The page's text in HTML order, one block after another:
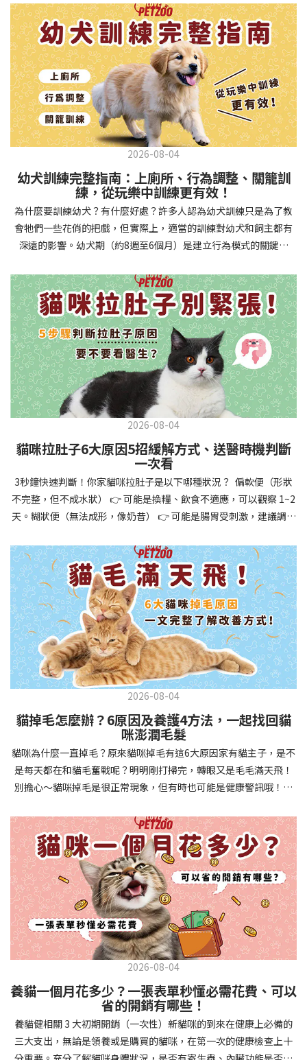
2026-08-04
幼犬訓練完整指南：上廁所、行為調整、關籠訓
練，從玩樂中訓練更有效！
為什麼要訓練幼犬？有什麼好處？許多人認為幼犬訓練只是為了教
會牠們一些花俏的把戲，但實際上，適當的訓練對幼犬和飼主都有
深遠的影響。幼犬期（約8週至6個月）是建立行為模式的關鍵時
的行為問題，並建立人犬間的健康關係。 建立安全健康的生活環境
透過基礎訓練，幼犬能學會家居規則，避免危險行為和破壞家具。
像是「不」和「放下」等指令可以阻止幼犬咬電線或誤食有害物
質，有效降低居家意外風險。規律的如廁訓練則能養成良好衛生習
慣，讓家中環境保持乾淨舒適。增強溝通與信任關係訓練過程就像
建立一種共同語言，幫助你和幼犬更好地理解彼此。當幼犬學會回
應你的指令，不只增加了互動機會，也建立了主人作為領導者的地
位。正向獎勵式訓練更能培養幼犬對你的信任感，強化情感連結，
創造更和諧的相處模式。培養社交技能與適應能力及早接觸各種環
境和刺激，能幫助幼犬成長為自信穩定的成犬。適當的社會化訓練
讓牠們學會如何與其他狗狗、動物和人類和平相處，減少恐懼或攻
擊行為。這種適應能力使幼犬未來能從容面對獸醫檢查、美容
salon、寄宿或旅行等各種情境，大大提升生活品質。 訓練幼犬不只
是教會指令，更是塑造性格和習慣的過程！ 透過耐心且一致的訓
練，你不僅能擁有一隻聽話的好狗狗，更能建立起相互尊重的終身
相處中獲得回報狗狗訓練指南，六步驟培養幼犬開始幼犬訓練時，
系統性的方法能帶來最佳效果。從信任建立到習慣養成，每個階段
都至關重要，缺一不可。良好的訓練應循序漸進，把握幼犬成長敏
感期，以積極正向的方式引導。遵循這六個步驟，即使是第一次養
狗的新手，也能輕鬆將調皮的小狗訓練成聽話的好夥伴！建立信任
基礎 幼犬訓練的第一步不是教指令，而是建立信任。剛到新家的幼
犬可能感到緊張不安，給予適當空間適應環境很重要。用溫柔的聲
音交談，提供安全舒適的窩，維持規律的餵食和如廁時間，讓幼犬
感到安心。輕輕撫摸、溫柔擁抱，每天安排固定玩耍時間，這些都
任你後，可開始教導基本指令。從簡單的「坐下」開始，再逐步學
習「趴下」、「等待」和「過來」。每次訓練保持在5-10分鐘內，
避免幼犬注意力分散。使用清晰一致的口令和手勢，成功時立即給
予獎勵和讚美。記住，重複是學習的關鍵，每天多次短時間練習效
果最佳。調整日常行為除了基本指令，幼犬還需學習生活禮儀。如
時立即獎勵。另外要處理的常見問題包括咬人、啃咬家具和亂叫。
每當出現不當行為，給予適當替代品（如咬玩具代替咬手），並在
幼犬選擇正確行為時獎勵，這比責罵更有效。社交化訓練 兩個月大
的幼犬正處於社會化黃金期，這階段的經驗將深刻影響未來性格。
安排幼犬接觸不同人類（包括兒童、戴眼鏡的人、使用拐杖的人
等）、各種動物、交通工具和環境聲音。起初保持在安全、受控的
情境中，逐漸增加複雜度。每次正面社交體驗後給予獎勵，建立幼
犬對新事物的積極態度。進階技巧強化 基礎訓練穩固後，可以進入
更複雜的技巧訓練。這包括遠距離控制、不同干擾下的指令遵從、
多步驟動作等。使用延遲獎勵技巧，讓幼犬學會即使沒有立即獎勵
也能保持良好行為。引入不同環境中的訓練，如公園、寵物店等，
幫助幼犬在各種情境下都能聽從指令。維持良好習慣 成功的訓練不
是一次性的，而是需要持續維護。即使幼犬已經掌握所有技能，也
要定期複習，防止行為退化。將訓練融入日常生活，如出門前的
2026-08-04
貓咪拉肚子6大原因5招緩解方式、送醫時機判斷
一次看
3秒鐘快速判斷！你家貓咪拉肚子是以下哪種狀況？ 偏軟便（形狀
不完整，但不成水狀） 👉 可能是換糧、飲食不適應，可以觀察 1~2
天。糊狀便（無法成形，像奶昔） 👉 可能是腸胃受刺激，建議調整
若超過 24 小時沒改善，建議就醫。血便（帶血絲或黑色糞便） 👉
可能是嚴重腸胃問題，應立即帶去獸醫院！想知道貓咪拉肚子的真
正原因，只要透過 5 個簡單步驟，就能判斷問題嚴重性，決定是否
需要就醫！接下來我們一起來看看該怎麼做吧！🐾 貓咪拉肚子怎麼
辦？5步驟判斷貓咪拉肚子是否需要馬上看醫生貓咪拉肚子的因素與
許多原因有關，更換食物、誤食異物或不乾淨的東西、寄生蟲、其
他疾病。 5 步驟判斷貓咪拉肚子原因，要不要看醫生？當貓咪拉肚
子時，不用慌張！透過以下 5 個步驟，就能快速判斷原因，並決定
是否需要帶去獸醫院。📌 貓咪拉肚子判斷步驟1：觀察糞便的狀態：
糞便質地是關鍵！不同形態代表不同的腸胃狀況📌 貓咪拉肚子判斷
步驟2：回想最近的飲食變化：有沒有突然換飼料或罐頭？ 有沒有吃
到新零食或人類食物？ 是否誤食異物？📌 貓咪拉肚子判斷步驟3：
確認環境與生活作息：最近是否搬家、換貓砂、新成員加入？ 天氣
是否有變化？ 飼主是否長時間外出？📌 貓咪拉肚子判斷步驟4：觀
察貓咪的精神與食慾：貓咪精神好嗎？、食慾是否正常？，可先觀
下降，表示身體狀況不佳，應儘快就醫！📌 貓咪拉肚子判斷步驟5：
檢查是否需要帶去看獸醫 如果拉肚子 1~2 次但精神好、食慾正常，
可以先觀察，如果腹瀉超過 48 小時或水狀腹瀉 + 嗜睡、食慾下降、
嘔吐 應立即就醫。 透過這 5 個步驟，你可以快速判斷貓咪拉肚子的
原因與嚴重程度，確保毛孩的腸胃健康！如果不確定情況，還是建
議讓獸醫檢查，才能安心哦！🐾💖4種高風險群貓咪拉肚子要小心高
風險貓咪包含：幼貓、老貓、懷孕貓、有慢性疾病貓，這些貓咪在
身體狀況出現警訊時要特別注意，如拉肚子次數超過2次以上，就建
議直接尋求獸醫協助。2要訣判斷貓咪拉肚子要不要看醫生 高風險貓
的貓咪，如拉肚子超過2-3天，建議直接尋求獸醫師協助。並記得提
供觀察紀錄給予獸醫師進行專業判斷。貓咪拉肚子但精神很好？如
果飼主有發現貓咪拉肚子的情形，但貓咪的精神很好。有可能與飲
食方便相關，回想是否進食新的食物，或是正進行飼料更換的過
2026-08-04
貓掉毛怎麼辦？6原因及養護4方法，一起找回貓
咪澎潤毛髮
貓咪為什麼一直掉毛？原來貓咪掉毛有這6大原因家有貓主子，是不
是每天都在和貓毛奮戰呢？明明剛打掃完，轉眼又是毛毛滿天飛！
別擔心～貓咪掉毛是很正常現象，但有時也可能是健康警訊哦！以
兩全其美！貓咪掉毛原因1. 皮膚問題貓咪皮膚問題是造成掉毛的常
見兇手！皮膚發炎、感染或是長期搔癢，都會讓貓咪的毛髮失去健
康光澤並大量脫落。常見的皮膚問題包括皮膚黴菌、細菌感染、疥
癬蟲等寄生蟲，甚至是皮膚過度乾燥。如果發現貓咪皮膚有紅腫、
結痂、脫屑或異常氣味，同時伴隨掉毛，建議盡快帶牠看獸醫哦！
貓咪掉毛原因2. 過敏誰說只有人類會過敏？貓咪也會！貓咪可能對
環境中的塵蟎、花粉、清潔劑，甚至是食物中的某些成分產生過敏
反應。過敏症狀不只是打噴嚏、流眼淚，還會引起皮膚搔癢和掉毛
問題。特別是食物過敏，更是常被忽略的掉毛元兇！如果貓咪經常
抓癢或舔舐特定部位，同時伴隨掉毛，很可能是過敏在作怪呢！貓
咪掉毛原因3. 營養不足貓咪的毛髮健康與營養息息相關！當貓咪飲
食中缺乏必要的蛋白質、脂肪酸（尤其是Omega-3和Omega-
6）、維生素或礦物質時，毛髮就會變得乾燥、脆弱，容易斷裂脫
落。長期餵食低品質或不均衡的貓糧，可能使貓咪營養不良，進而
2026-08-04
養貓一個月花多少？一張表單秒懂必需花費、可以
省的開銷有哪些！
養貓健相關 3 大初期開銷（一次性）新貓咪的到來在健康上必備的
三大支出，無論是領養或是購買的貓咪，在第一次的健康檢查上十